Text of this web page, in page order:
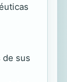
de sus